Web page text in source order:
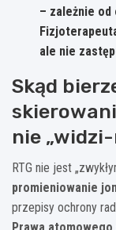
– zależnie od
ale nie
Skąd
nie
RTG nie jest
promieniowanie
przepisy ochrony